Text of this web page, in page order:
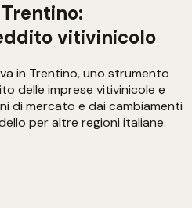
vitivinicolo
in Trentino, uno strumento
delle imprese vitivinicole e
di mercato e dai cambiamenti
per altre regioni italiane.